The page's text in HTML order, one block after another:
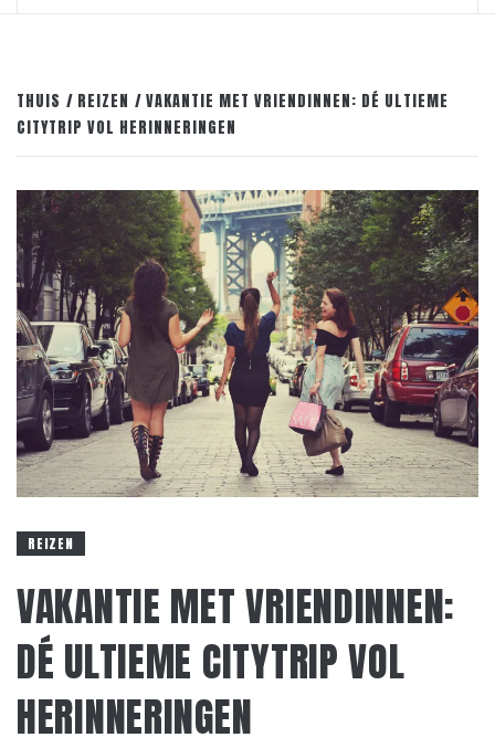
THUIS REIZEN
VAKANTIE MET VRIENDINNEN: DÉ ULTIEME
CITYTRIP VOL HERINNERINGEN
REIZEN
VAKANTIE MET VRIENDINNEN:
DÉ ULTIEME CITYTRIP VOL
HERINNERINGEN